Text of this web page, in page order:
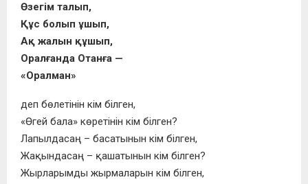
Өзегім талып,
Құс болып ұшып,
Ақ жалын құшып,
Оралғанда Отанға —
«Оралман»
деп бөлетінін кім білген,
«Өгей бала» көретінін кім білген?
Лапылдасаң – басатынын кім білген,
Жақындасаң – қашатынын кім білген?
Жырларымды жырмаларын кім білген,